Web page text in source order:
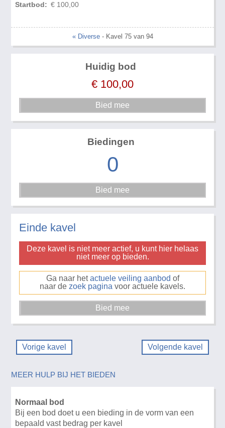
Startbod: € 100,00
« Diverse- Kavel 75 van 94
Huidig bod
€ 100,00
Biedingen
0
Einde kavel
Deze kavel is niet meer actief, u kunt hier helaas
niet meer op bieden.
Ga naar hetactuele veiling aanbod of
naar de zoek pagina voor actuele kavels.
Vorige kavel Volgende kavel
MEER HULP BIJ HET BIEDEN
Normaal bod
Bij een bod doet u een bieding in de vorm van een
bepaald vast bedrag per kavel